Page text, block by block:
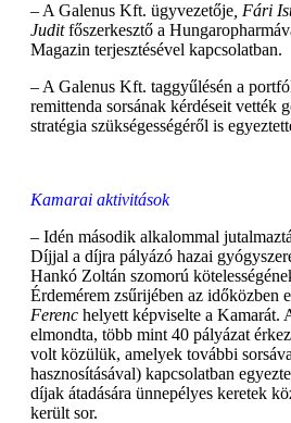
– A Galenus Kft. ügyvezetője , Fári
Juditfőszerkesztő a
Magazin terjesztésével kapcsolatban.
– A Galenus Kft. taggyűlésén a
remittenda sorsának kérdéseit vették
stratégia szükségességéről is
Kamarai aktivitások
– Idén második alkalommal
Díjjal a díjra pályázó hazai
Hankó Zoltán szomorú
Érdemérem zsűrijében az időközben
Ferenc helyett képviselte a Kamarát.
elmondta, több mint 40 pályázat
volt közülük, amelyek további
hasznosításával) kapcsolatban
díjak átadására ünnepélyes keretek
került sor.